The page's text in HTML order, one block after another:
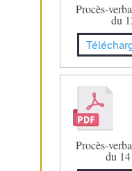
Procès-
du
Procès-
du